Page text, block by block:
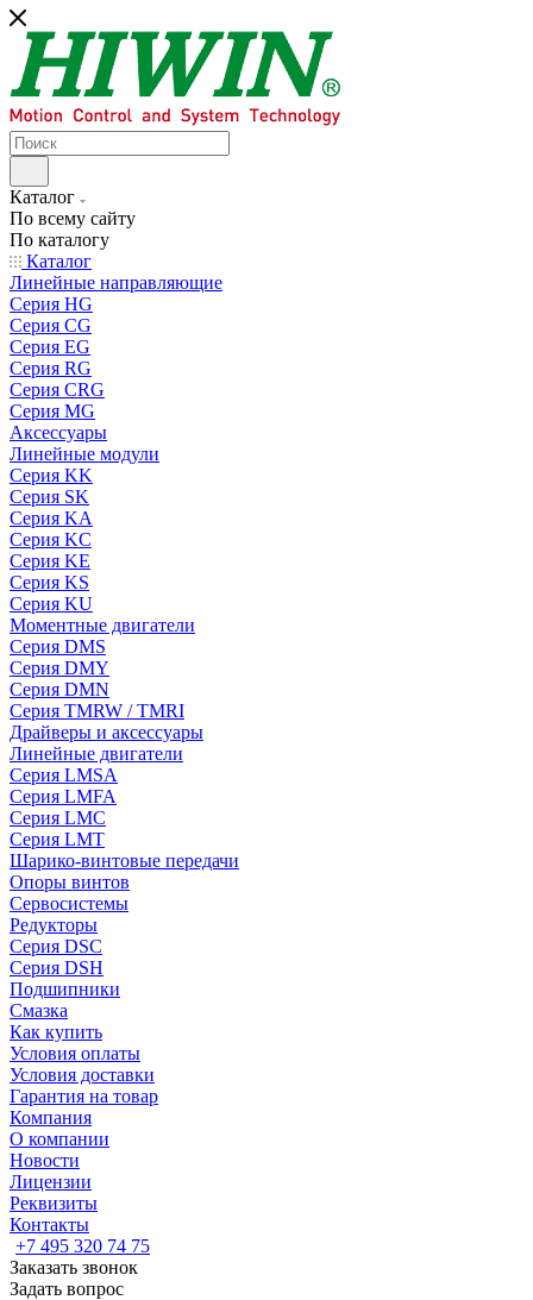
Каталог
По всему сайту
По каталогу
Каталог
Линейные направляющие
Серия HG
Серия CG
Серия EG
Серия RG
Серия CRG
Серия MG
Аксессуары
Линейные модули
Серия KK
Серия SK
Серия KA
Серия KC
Серия KE
Серия KS
Серия KU
Моментные двигатели
Серия DMS
Серия DMY
Серия DMN
Серия TMRW / TMRI
Драйверы и аксессуары
Линейные двигатели
Серия LMSA
Серия LMFA
Серия LMC
Серия LMT
Шарико-винтовые передачи
Опоры винтов
Сервосистемы
Редукторы
Серия DSC
Серия DSH
Подшипники
Смазка
Как купить
Условия оплаты
Условия доставки
Гарантия на товар
Компания
О компании
Новости
Лицензии
Реквизиты
Контакты
+7 495 320 74 75
Заказать звонок
Задать вопрос